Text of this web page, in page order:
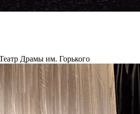
Драмы им. Горького